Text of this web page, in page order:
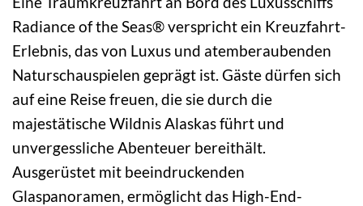
Radiance of the Seas® verspricht ein Kreuzfahrt-
Erlebnis, das von Luxus und atemberaubenden
Naturschauspielen geprägt ist. Gäste dürfen sich
auf eine Reise freuen, die sie durch die
majestätische Wildnis Alaskas führt und
unvergessliche Abenteuer bereithält.
Ausgerüstet mit beeindruckenden
Glaspanoramen, ermöglicht das High-End-